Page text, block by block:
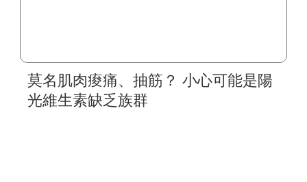
莫名肌肉痠痛、抽筋？ 小心可能是陽
光維生素缺乏族群